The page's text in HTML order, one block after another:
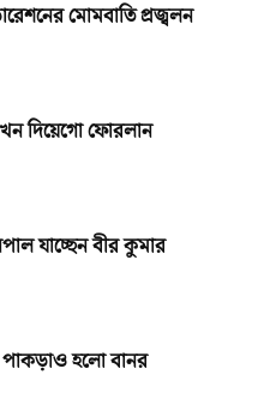
মোমবাতি প্রজ্বলন
দিয়েগো ফোরলান
যাচ্ছেন বীর কুমার
হলো বানর